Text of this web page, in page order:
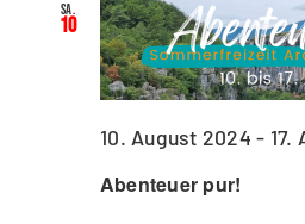
Sa.
10
Abenteuer pur!
10. August 2024 - 17.